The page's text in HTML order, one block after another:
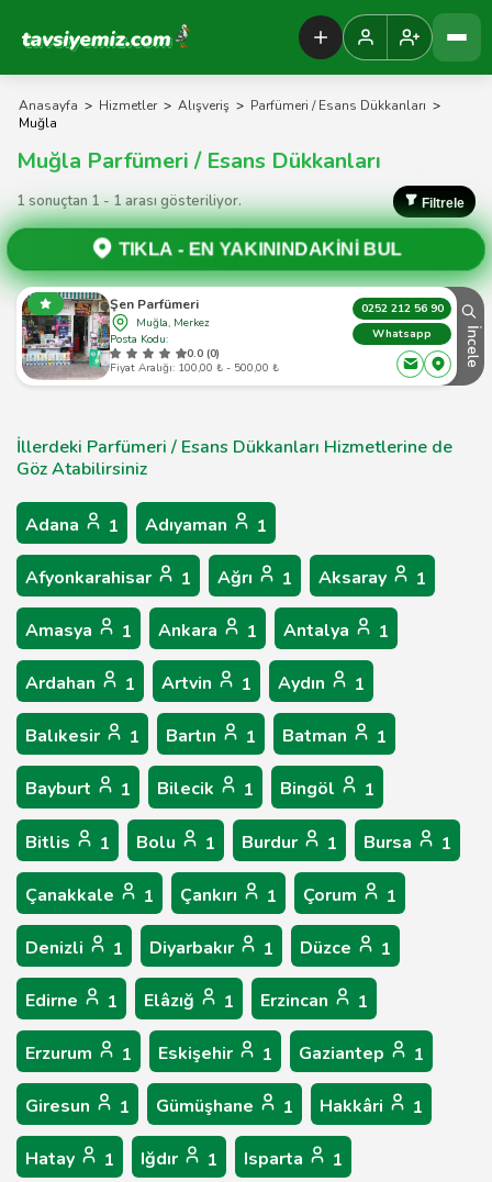
Tavsiyemiz Anasayfa
Anasayfa > Hizmetler > Alışveriş > Parfümeri / Esans Dükkanları >
Muğla
Muğla Parfümeri / Esans Dükkanları
1 sonuçtan 1 - 1 arası gösteriliyor. Filtrele
TIKLA -EN YAKININDAKİNİ BUL
Şen Parfümeri
Muğla, Merkez
Posta Kodu:
0.0 (0)
Fiyat Aralığı: 100,00 ₺ - 500,00 ₺
0252 212 56 90
Whatsapp
İncele
İllerdeki Parfümeri / Esans Dükkanları Hizmetlerine de
Göz Atabilirsiniz
Adana 1 Adıyaman 1
Afyonkarahisar 1 Ağrı 1 Aksaray 1
Amasya 1 Ankara 1 Antalya 1
Ardahan 1 Artvin 1 Aydın 1
Balıkesir 1 Bartın 1 Batman 1
Bayburt 1 Bilecik 1 Bingöl 1
Bitlis 1 Bolu 1 Burdur 1 Bursa 1
Çanakkale 1 Çankırı 1 Çorum 1
Denizli 1 Diyarbakır 1 Düzce 1
Edirne 1 Elâzığ 1 Erzincan 1
Erzurum 1 Eskişehir 1 Gaziantep 1
Giresun 1 Gümüşhane 1 Hakkâri 1
Hatay 1 Iğdır 1 Isparta 1